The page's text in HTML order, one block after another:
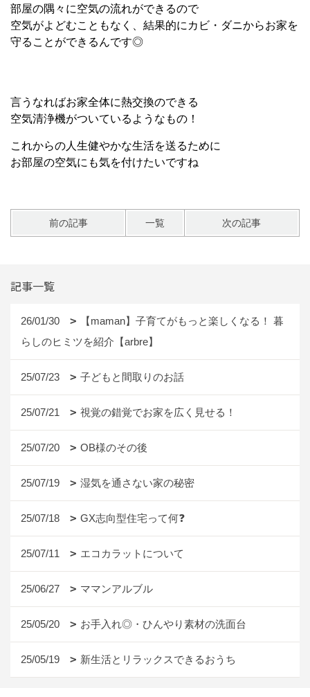
部屋の隅々に空気の流れができるので
空気がよどむこともなく、結果的にカビ・ダニからお家を
守ることができるんです◎
言うなればお家全体に熱交換のできる
空気清浄機がついているようなもの！
これからの人生健やかな生活を送るために
お部屋の空気にも気を付けたいですね
前の記事 一覧 次の記事
記事一覧
26/01/30
【maman】子育てがもっと楽しくなる！ 暮
らしのヒミツを紹介【arbre】
25/07/23 子どもと間取りのお話
25/07/21 視覚の錯覚でお家を広く見せる！
25/07/20 OB様のその後
25/07/19 湿気を通さない家の秘密
25/07/18 GX志向型住宅って何❓
25/07/11 エコカラットについて
25/06/27 ママンアルブル
25/05/20 お手入れ◎・ひんやり素材の洗面台
25/05/19 新生活とリラックスできるおうち